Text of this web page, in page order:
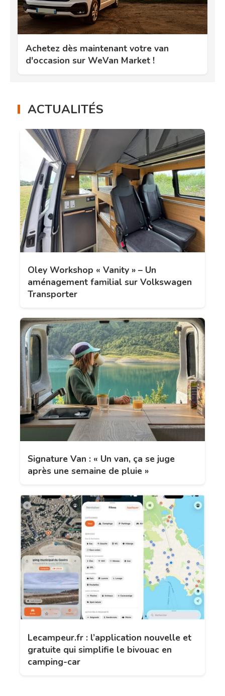
Achetez dès maintenant votre van
d'occasion sur WeVan Market !
ACTUALITÉS
Oley Workshop « Vanity » – Un
aménagement familial sur Volkswagen
Transporter
Signature Van : « Un van, ça se juge
après une semaine de pluie »
Lecampeur.fr : l’application nouvelle et
gratuite qui simplifie le bivouac en
camping-car